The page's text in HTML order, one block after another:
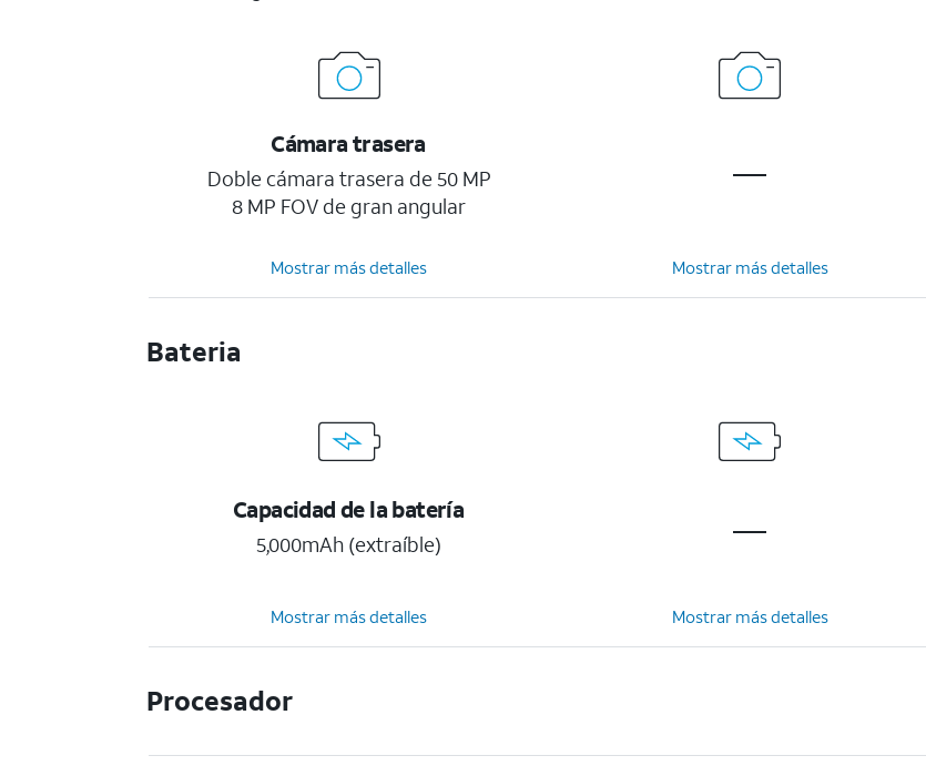
Cámara trasera
Doble cámara trasera de 50 MP
8 MP FOV de gran angular
Mostrar más detalles Mostrar más detalles
Bateria
Capacidad de la batería
5,000mAh (extraíble)
Mostrar más detalles Mostrar más detalles
Procesador